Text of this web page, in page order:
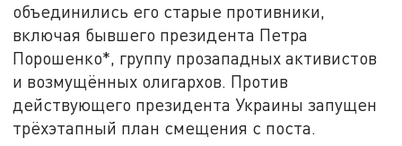
объединились его старые противники,
включая бывшего президента Петра
Порошенко*, группу прозападных активистов
и возмущённых олигархов. Против
действующего президента Украины запущен
трёхэтапный план смещения с поста.